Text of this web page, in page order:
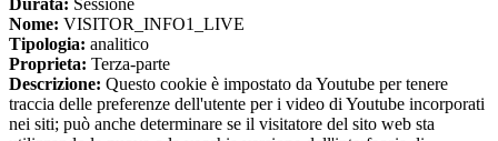
Durata: Sessione
Nome: VISITOR_INFO1_LIVE
Tipologia: analitico
Proprieta: Terza-parte
Descrizione: Questo cookie è impostato da Youtube per tenere
traccia delle preferenze dell'utente per i video di Youtube incorporati
nei siti; può anche determinare se il visitatore del sito web sta